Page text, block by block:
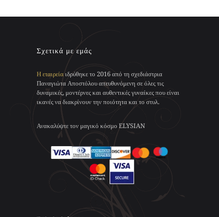
παραλλαγές.
Οι
επιλογές
μπορούν
να
επιλεγούν
στη
σελίδα
του
προϊόντος
να
επιλεγούν
στη
σελίδα
Σχετικά με εμάς
Η εταιρείαιδρύθηκε το 2016 από τη σχεδιάστρια
Παναγιώτα Αποστόλου απευθυνόμενη σε όλες τις
δυναμικές, μοντέρνες και αυθεντικές γυναίκες που είναι
ικανές να διακρίνουν την ποιότητα και το στυλ.
Ανακαλύψτε τον μαγικό κόσμο ELYSIAN